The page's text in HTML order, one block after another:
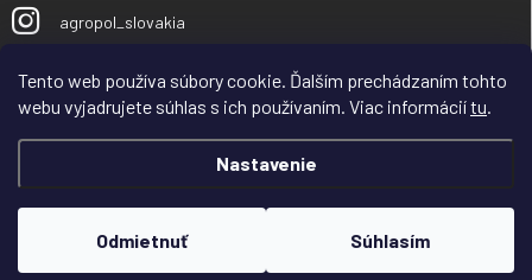
Tento web používa súbory cookie. Ďalším prechádzaním tohto
webu vyjadrujete súhlas s ich používaním. Viac informáciítu.
Nastavenie
Odmietnuť Súhlasím
agropol_slovakia
Vytvoril Shoptet
Copyright 2026